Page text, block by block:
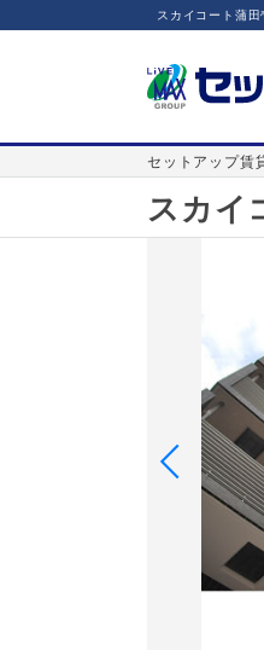
スカイコート蒲
セットアップ賃
スカイ